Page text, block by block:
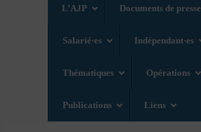
L’AJP Documents de presse
Salarié·es Indépendant·es
Thématiques Opérations
Publications Liens